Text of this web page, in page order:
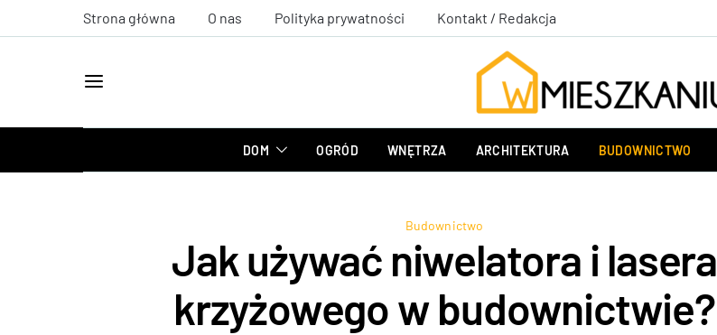
Strona główna O nas Polityka prywatności Kontakt / Redakcja
DOM OGRÓD WNĘTRZA ARCHITEKTURA BUDOWNICTWO
Budownictwo
Jak używać niwelatora i lasera
krzyżowego w budownictwie?